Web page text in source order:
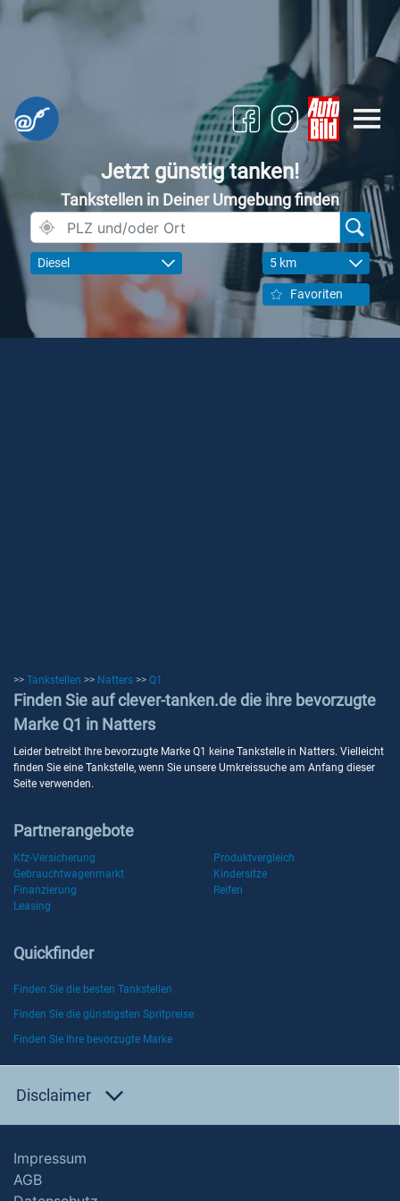
Jetzt günstig tanken!
Tankstellen in Deiner Umgebung finden
Diesel 5 km
Favoriten
>> Tankstellen >> Natters >> Q1
Finden Sie auf clever-tanken.de die ihre bevorzugte
Marke Q1 in Natters
Leider betreibt Ihre bevorzugte Marke Q1 keine Tankstelle in Natters. Vielleicht
finden Sie eine Tankstelle, wenn Sie unsere Umkreissuche am Anfang dieser
Seite verwenden.
Partnerangebote
Kfz-Versicherung
Produktvergleich
Gebrauchtwagenmarkt
Kindersitze
Finanzierung
Reifen
Leasing
Quickfinder
Finden Sie die besten Tankstellen
Finden Sie die günstigsten Spritpreise
Finden Sie Ihre bevorzugte Marke
Disclaimer
Impressum
AGB